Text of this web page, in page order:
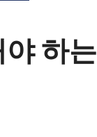
하는